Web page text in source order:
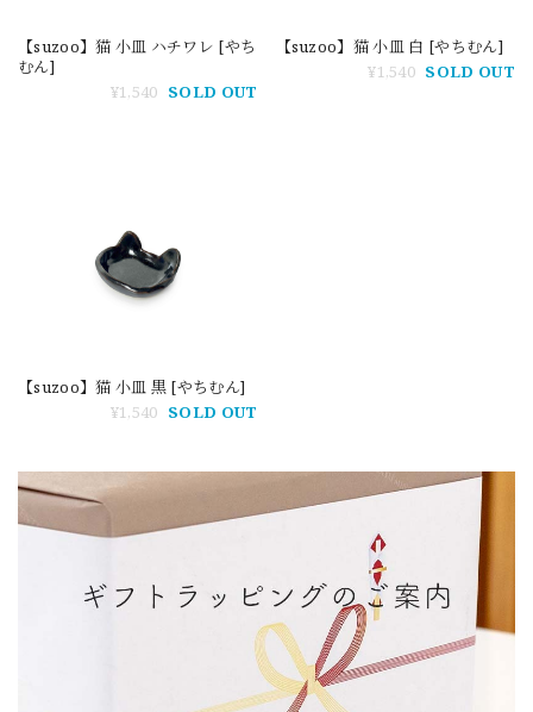
【suzoo】猫 小皿 ハチワレ [やち
むん]
¥1,540 SOLD OUT
【suzoo】猫 小皿 白 [やちむん]
¥1,540 SOLD OUT
【suzoo】猫 小皿 黒 [やちむん]
¥1,540 SOLD OUT